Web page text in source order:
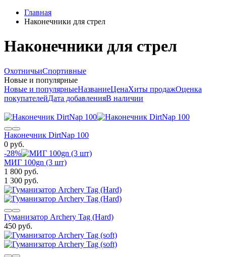
Главная
Наконечники для стрел
Наконечники для стрел
ОхотничьиСпортивные
Новые и популярные
Новые и популярныеНазваниеЦенаХиты продажОценка
покупателейДата добавленияВ наличии
Наконечник DirtNap 100
0 руб.
-28%
МИГ 100gn (3 шт)
1 800 руб.
1 300 руб.
Гуманизатор Archery Tag (Hard)
450 руб.